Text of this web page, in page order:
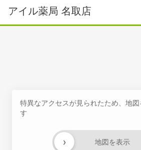
アイル薬局 名取店
特異なアクセスが見られたため、地
す
地図を表示
›